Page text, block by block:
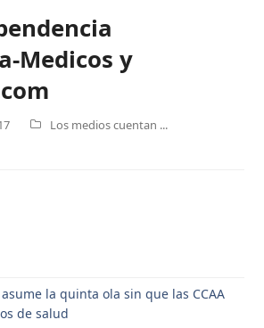
Medicos y
Los medios cuentan ...
la quinta ola sin que las CCAA
de salud